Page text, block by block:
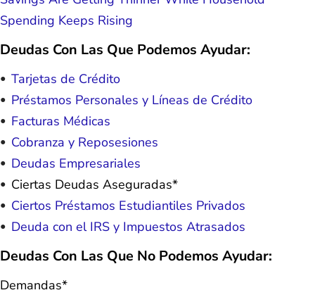
Spending Keeps Rising
Deudas Con Las Que Podemos Ayudar:
Tarjetas de Crédito
Préstamos Personales y Líneas de Crédito
Facturas Médicas
Cobranza y Reposesiones
Deudas Empresariales
Ciertas Deudas Aseguradas*
Ciertos Préstamos Estudiantiles Privados
Deuda con el IRS y Impuestos Atrasados
Deudas Con Las Que No Podemos Ayudar:
Demandas*